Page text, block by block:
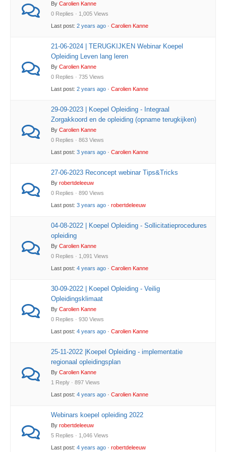
By Carolien Kanne
0 Replies · 1,005 Views
Last post: 2 years ago · Carolien Kanne
21-06-2024 | TERUGKIJKEN Webinar Koepel
Opleiding Leven lang leren
By Carolien Kanne
0 Replies · 735 Views
Last post: 2 years ago · Carolien Kanne
29-09-2023 | Koepel Opleiding - Integraal
Zorgakkoord en de opleiding (opname terugkijken)
By Carolien Kanne
0 Replies · 863 Views
Last post: 3 years ago · Carolien Kanne
27-06-2023 Reconcept webinar Tips&Tricks
By robertdeleeuw
0 Replies · 890 Views
Last post: 3 years ago · robertdeleeuw
04-08-2022 | Koepel Opleiding - Sollicitatieprocedures
opleiding
By Carolien Kanne
0 Replies · 1,091 Views
Last post: 4 years ago · Carolien Kanne
30-09-2022 | Koepel Opleiding - Veilig
Opleidingsklimaat
By Carolien Kanne
0 Replies · 930 Views
Last post: 4 years ago · Carolien Kanne
25-11-2022 |Koepel Opleiding - implementatie
regionaal opleidingsplan
By Carolien Kanne
1 Reply · 897 Views
Last post: 4 years ago · Carolien Kanne
Webinars koepel opleiding 2022
By robertdeleeuw
5 Replies · 1,046 Views
Last post: 4 years ago · robertdeleeuw